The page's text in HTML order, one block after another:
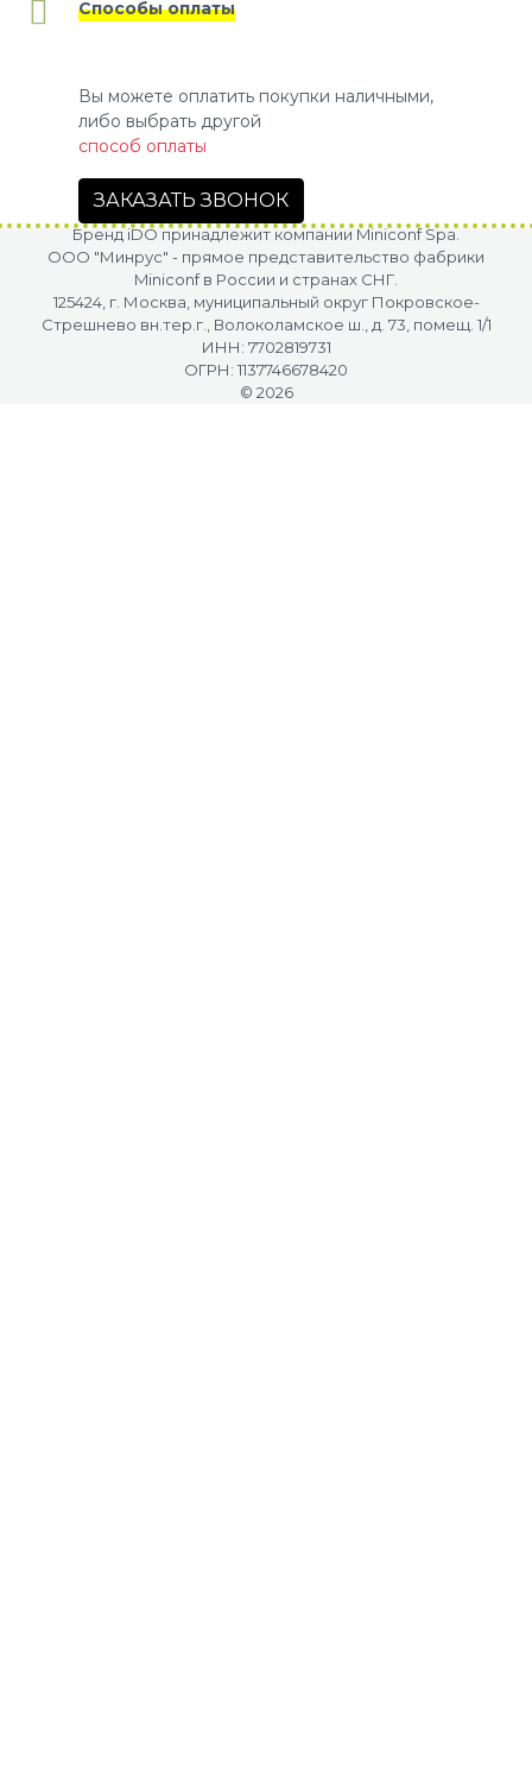
Способы оплаты
Вы можете оплатить покупки наличными,
либо выбрать другой
способ оплаты
ЗАКАЗАТЬ ЗВОНОК
Бренд iDO принадлежит компании Miniconf Spa.
OOO "Минрус" - прямое представительство фабрики
Miniconf в России и странах СНГ.
125424, г. Москва, муниципальный округ Покровское-
Стрешнево вн.тер.г., Волоколамское ш., д. 73, помещ. 1/1
ИНН: 7702819731
ОГРН: 1137746678420
© 2026